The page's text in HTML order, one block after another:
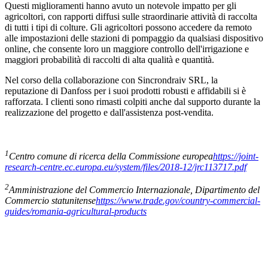
Questi miglioramenti hanno avuto un notevole impatto per gli
agricoltori, con rapporti diffusi sulle straordinarie attività di raccolta
di tutti i tipi di colture. Gli agricoltori possono accedere da remoto
alle impostazioni delle stazioni di pompaggio da qualsiasi dispositivo
online, che consente loro un maggiore controllo dell'irrigazione e
maggiori probabilità di raccolti di alta qualità e quantità.
Nel corso della collaborazione con Sincrondraiv SRL, la
reputazione di Danfoss per i suoi prodotti robusti e affidabili si è
rafforzata. I clienti sono rimasti colpiti anche dal supporto durante la
realizzazione del progetto e dall'assistenza post-vendita.
1 Centro comune di ricerca della Commissione europeahttps://joint-
research-centre.ec.europa.eu/system/files/2018-12/jrc113717.pdf
2Amministrazione del Commercio Internazionale, Dipartimento del
Commercio statunitensehttps://www.trade.gov/country-commercial-
guides/romania-agricultural-products